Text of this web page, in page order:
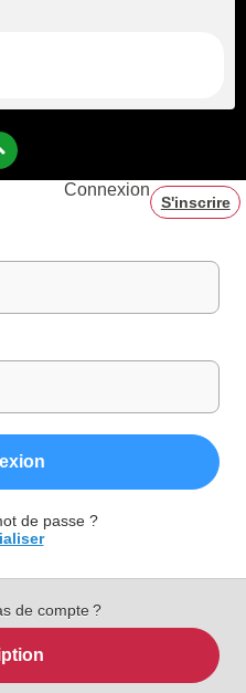
Connexion
S'inscrire
de passe ?
de compte ?